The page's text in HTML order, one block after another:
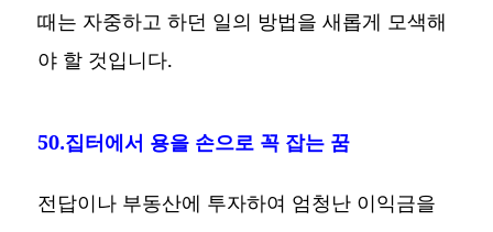
때는 자중하고 하던 일의 방법을 새롭게 모색해
야 할 것입니다.
50.집터에서 용을 손으로 꼭 잡는 꿈
전답이나 부동산에 투자하여 엄청난 이익금을